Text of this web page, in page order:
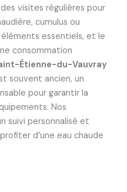
visites régulières pour
cumulus ou
essentiels, et le
consommation
Étienne-du-Vauvray
souvent ancien, un
pour garantir la
Nos
suivi personnalisé et
d’une eau chaude